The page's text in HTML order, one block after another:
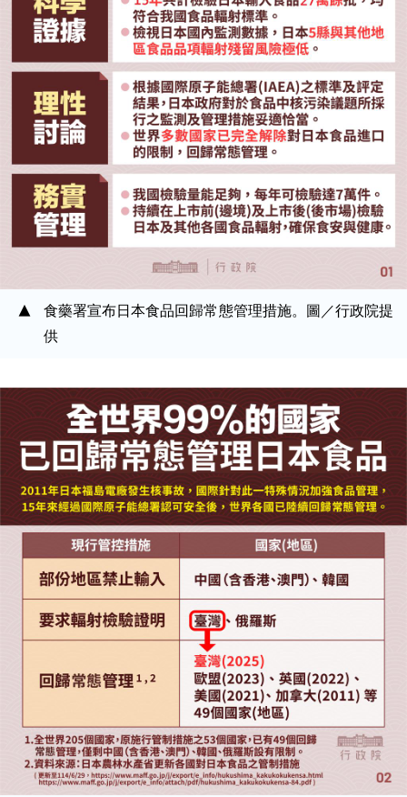
食藥署宣布日本食品回歸常態管理措施。圖／行政院提
供